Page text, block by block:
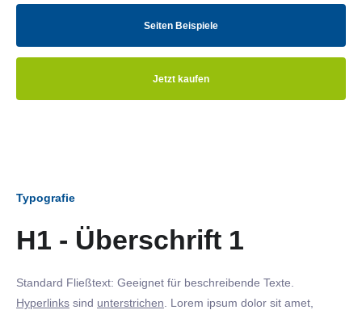
Seiten Beispiele
Jetzt kaufen
Typografie
H1 - Überschrift 1
Standard Fließtext: Geeignet für beschreibende Texte.
Hyperlinks sind unterstrichen . Lorem ipsum dolor sit amet,